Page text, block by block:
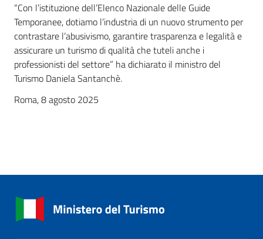
“Con l’istituzione dell’Elenco Nazionale delle Guide
Temporanee, dotiamo l’industria di un nuovo strumento per
contrastare l’abusivismo, garantire trasparenza e legalità e
assicurare un turismo di qualità che tuteli anche i
professionisti del settore” ha dichiarato il ministro del
Turismo Daniela Santanchè.
Roma, 8 agosto 2025